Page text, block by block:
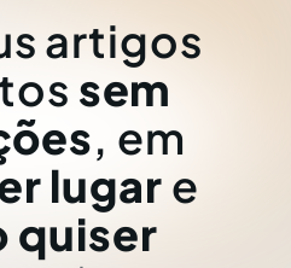
artigos
sem
, em
lugar e
quiser